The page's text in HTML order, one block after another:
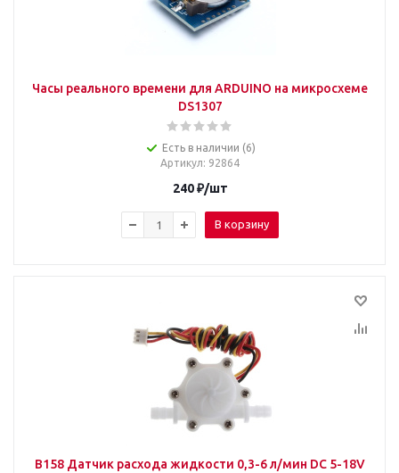
Часы реального времени для ARDUINO на микросхеме
DS1307
Есть в наличии (6)
Артикул: 92864
240₽/шт
В корзину
B158 Датчик расхода жидкости 0,3-6 л/мин DC 5-18V